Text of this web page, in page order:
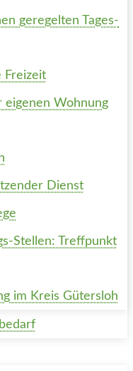
geregelten Tages-
Freizeit
eigenen Wohnung
Dienst
Stellen: Treffpunkt
im Kreis Gütersloh